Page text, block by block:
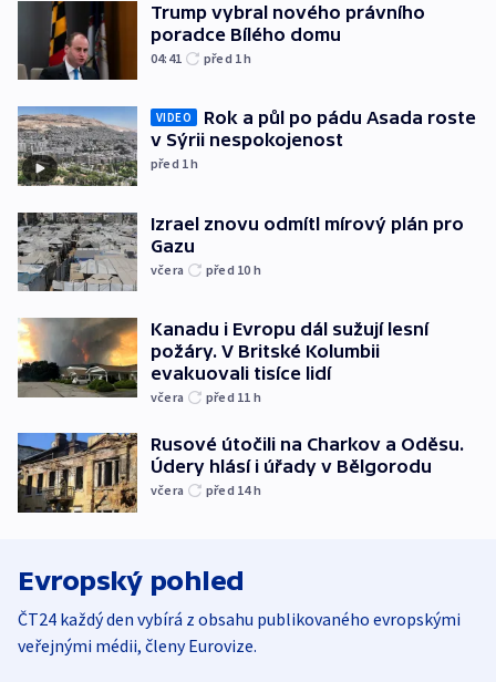
Trump vybral nového právního
poradce Bílého domu
04:41 před 1h
VIDEO
Rok a půl po pádu Asada roste
v Sýrii nespokojenost
před 1h
Izrael znovu odmítl mírový plán pro
Gazu
včera před 10 h
Kanadu i Evropu dál sužují lesní
požáry. V Britské Kolumbii
evakuovali tisíce lidí
včera před 11 h
Rusové útočili na Charkov a Oděsu.
Údery hlásí i úřady v Bělgorodu
včera před 14h
Evropský pohled
ČT24 každý den vybírá z obsahu publikovaného evropskými
veřejnými médii, členy Eurovize.